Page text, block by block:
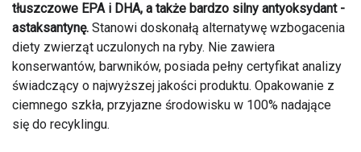
tłuszczowe EPA i DHA, a także bardzo silny antyoksydant -
astaksantynę. Stanowi doskonałą alternatywę wzbogacenia
diety zwierząt uczulonych na ryby. Nie zawiera
konserwantów, barwników, posiada pełny certyfikat analizy
świadczący o najwyższej jakości produktu. Opakowanie z
ciemnego szkła, przyjazne środowisku w 100% nadające
się do recyklingu.